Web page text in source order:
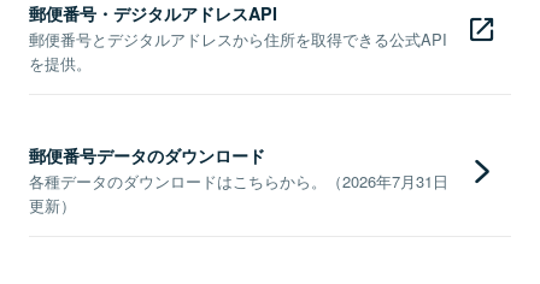
郵便番号・デジタルアドレスAPI
郵便番号とデジタルアドレスから住所を取得できる公式API
を提供。
郵便番号データのダウンロード
各種データのダウンロードはこちらから。（2026年7月31日
更新）